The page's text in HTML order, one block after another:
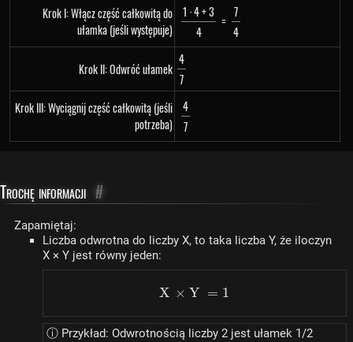
Krok I: Włącz część całkowitą do
ułamka (jeśli występuje)
1 · 4 + 3
4
=
7
4
Krok II: Odwróć ułamek
4
7
Krok III: Wyciągnij część całkowitą (jeśli
potrzeba)
4
7
Trochę informacji #
Zapamiętaj:
Liczba odwrotna do liczby X, to taka liczba Y, że iloczyn
X × Y jest równy jeden:
X \times Y = 1
X × Y = 1
ⓘ Przykład: Odwrotnością liczby 2 jest ułamek 1/2